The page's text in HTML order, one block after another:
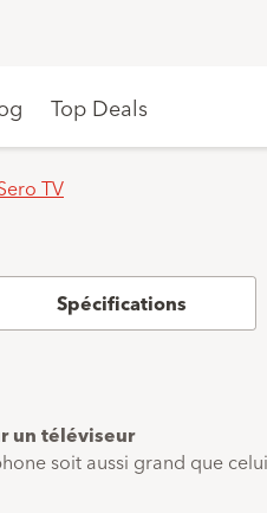
Top Deals
TV
Spécifications
un téléviseur
soit aussi grand que